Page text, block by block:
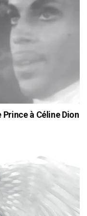
Prince à Céline Dion